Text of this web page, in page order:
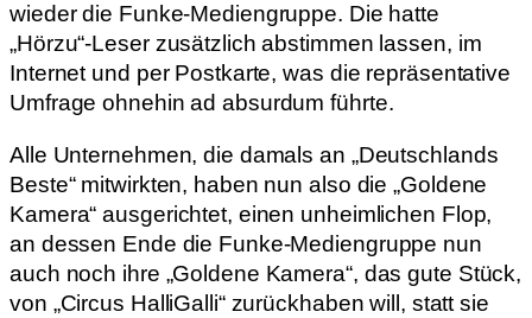
wieder die Funke-Mediengruppe. Die hatte
„Hörzu“-Leser zusätzlich abstimmen lassen, im
Internet und per Postkarte, was die repräsentative
Umfrage ohnehin ad absurdum führte.
Alle Unternehmen, die damals an „Deutschlands
Beste“ mitwirkten, haben nun also die „Goldene
Kamera“ ausgerichtet, einen unheimlichen Flop,
an dessen Ende die Funke-Mediengruppe nun
auch noch ihre „Goldene Kamera“, das gute Stück,
von „Circus HalliGalli“ zurückhaben will, statt sie